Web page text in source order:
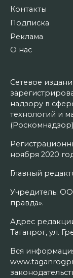
Контакты
Подписка
Реклама
О нас
Сетевое
надзору в
технологий и
ноября 2020
Главный
Учредитель:
правда».
Адрес
Таганрог, ул.
Вся